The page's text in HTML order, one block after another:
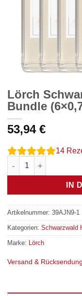
Lörch
Bundle
53,94 €
14
Lörch Schwarzwald
IN
Artikelnummer: 39AJN9-1
Kategorien: Schwarzwald
Marke: Lörch
Versand & Rücksendung